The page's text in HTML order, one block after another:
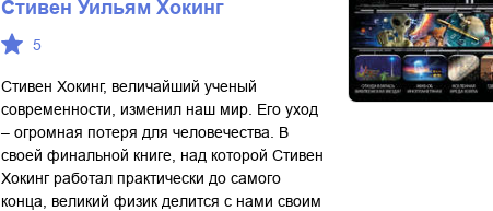
Стивен Уильям Хокинг
5
Стивен Хокинг, величайший ученый
современности, изменил наш мир. Его уход
– огромная потеря для человечества. В
своей финальной книге, над которой Стивен
Хокинг работал практически до самого
конца, великий физик делится с нами своим